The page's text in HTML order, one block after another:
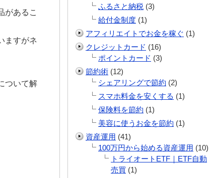
があるこ
ますがネ
ついて解
ふるさと納税 (3)
給付金制度 (1)
アフィリエイトでお金を稼ぐ (1)
クレジットカード (16)
ポイントカード (3)
節約術 (12)
シェアリングで節約 (2)
スマホ料金を安くする (1)
保険料を節約 (1)
美容に使うお金を節約 (1)
資産運用 (41)
100万円から始める資産運用 (10)
トライオートETF｜ETF自動
売買 (1)